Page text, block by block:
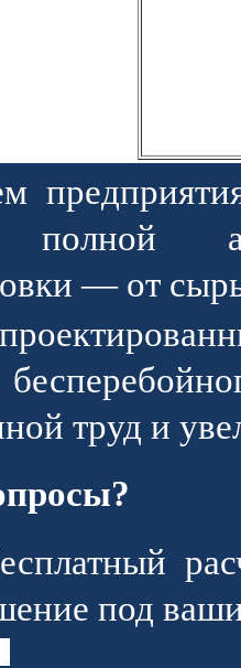
— от
труд и
под